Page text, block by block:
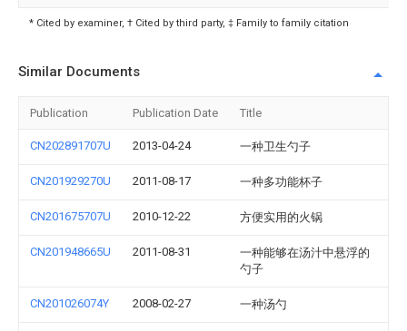
* Cited by examiner, † Cited by third party, ‡ Family to family citation
Similar Documents
Publication Publication Date Title
CN202891707U 2013-04-24 一种卫生勺子
CN201929270U 2011-08-17 一种多功能杯子
CN201675707U 2010-12-22 方便实用的火锅
CN201948665U 2011-08-31
一种能够在汤汁中悬浮的
勺子
CN201026074Y 2008-02-27 一种汤勺